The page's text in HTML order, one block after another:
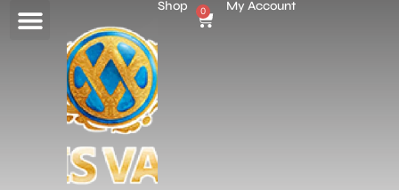
Shop 0 My Account